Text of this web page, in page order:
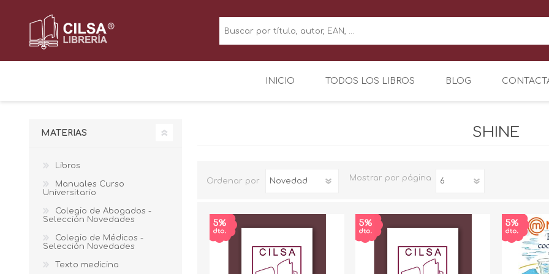
INICIO TODOS LOS LIBROS BLOG
SHINE
Ordenar por Mostrar por página
MATERIAS
Libros
Manuales Curso
Universitario
Colegio de Abogados -
Selección Novedades
Colegio de Médicos -
Selección Novedades
Texto medicina